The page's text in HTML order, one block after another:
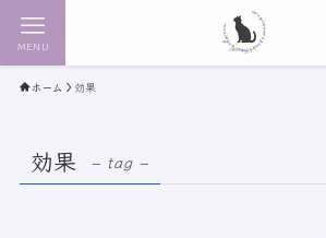
MENU
ホーム 効果
効果 – tag –